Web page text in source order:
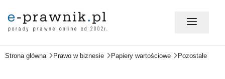
MÓJ E-PRAWNIK - LOGOWANIE
Strona główna Prawo w biznesie Papiery wartościowe Pozostałe